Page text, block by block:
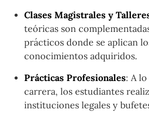
Clases Magistrales y
teóricas son
prácticos donde se aplican
conocimientos adquiridos.
Prácticas Profesionales: A
carrera, los estudiantes
instituciones legales y